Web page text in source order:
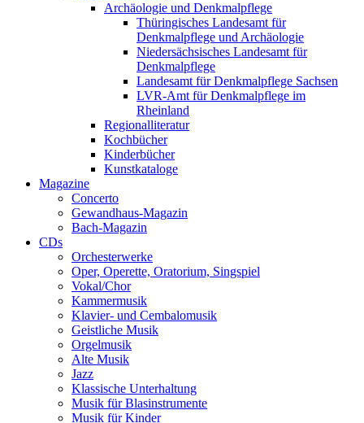
Archäologie und Denkmalpflege
Thüringisches Landesamt für
Denkmalpflege und Archäologie
Niedersächsisches Landesamt für
Denkmalpflege
Landesamt für Denkmalpflege Sachsen
LVR-Amt für Denkmalpflege im
Rheinland
Regionalliteratur
Kochbücher
Kinderbücher
Kunstkataloge
Magazine
Concerto
Gewandhaus-Magazin
Bach-Magazin
CDs
Orchesterwerke
Oper, Operette, Oratorium, Singspiel
Vokal/Chor
Kammermusik
Klavier- und Cembalomusik
Geistliche Musik
Orgelmusik
Alte Musik
Jazz
Klassische Unterhaltung
Musik für Blasinstrumente
Musik für Kinder